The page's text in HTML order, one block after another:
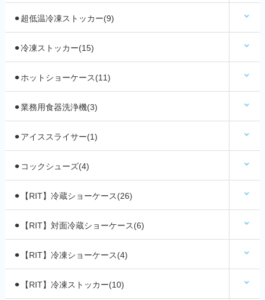
⚫︎超低温冷凍ストッカー(9)
⚫︎冷凍ストッカー(15)
⚫︎ホットショーケース(11)
⚫︎業務用食器洗浄機(3)
⚫︎アイススライサー(1)
⚫︎コックシューズ(4)
⚫︎【RIT】冷蔵ショーケース(26)
⚫︎【RIT】対面冷蔵ショーケース(6)
⚫︎【RIT】冷凍ショーケース(4)
⚫︎【RIT】冷凍ストッカー(10)